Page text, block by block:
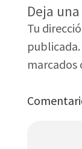
Deja
Tu
publicada.
marcados